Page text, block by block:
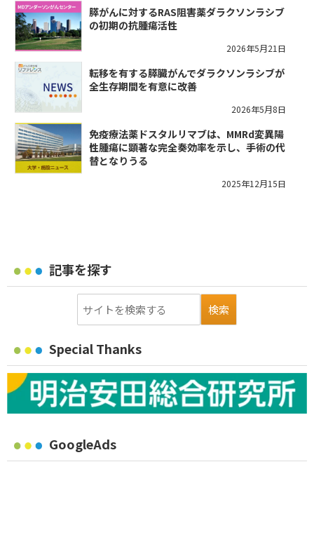
膵がんに対するRAS阻害薬ダラクソンラシブ
の初期の抗腫瘍活性
2026年5月21日
転移を有する膵臓がんでダラクソンラシブが
全生存期間を有意に改善
2026年5月8日
免疫療法薬ドスタルリマブは、MMRd変異陽
性腫瘍に顕著な完全奏効率を示し、手術の代
替となりうる
2025年12月15日
記事を探す
Special Thanks
GoogleAds